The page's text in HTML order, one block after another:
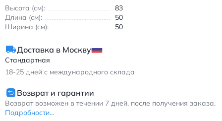
обеспечивает устойчивость, а мягкая обивка визуально
выглядит уютно и аккуратно.
Дизайн выполнен в кремовом стиле и гармонично
или женской комнаты. Стул хорошо сочетается с туалетными
столиками, комодами и минималистичной мебелью. Подходит
для взрослых пользователей и может использоваться как
Поставляется в разобранном виде и требует сборки.
Комплектация включает сиденье, металлическое основание с
колесами и крепежные элементы.
Высота (см):
83
Длина (см):
50
Ширина (см):
50
Доставка в Москву
Стандартная
18-25 дней с международного склада
Возврат и гарантии
Возврат возможен в течении 7 дней, после получения заказа.
Подробности...